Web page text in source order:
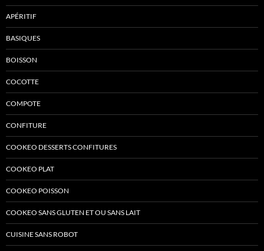
APÉRITIF
BASIQUES
BOISSON
COCOTTE
COMPOTE
CONFITURE
COOKEO DESSERTS CONFITURES
COOKEO PLAT
COOKEO POISSON
COOKEO SANS GLUTEN ET OU SANS LAIT
CUISINE SANS ROBOT